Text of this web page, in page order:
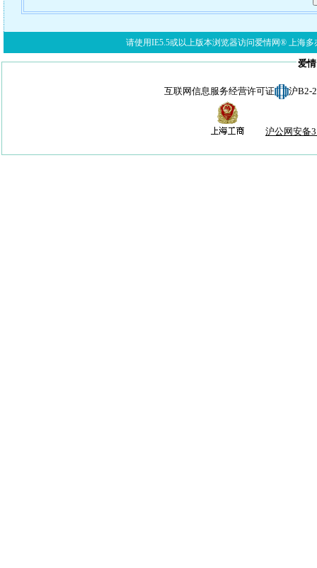
请使用IE5.5或以上版本浏览器访问爱情网® 上海多
爱
互联网信息服务经营许可证 沪B2-
沪公网安备